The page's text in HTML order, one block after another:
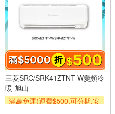
三菱SRC/SRK41ZTNT-W變頻冷
暖-旭山
滿萬免運(運費$500,可分期,安